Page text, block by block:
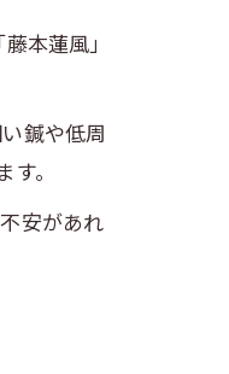
本蓮風」
鍼や低周
。
安があれ